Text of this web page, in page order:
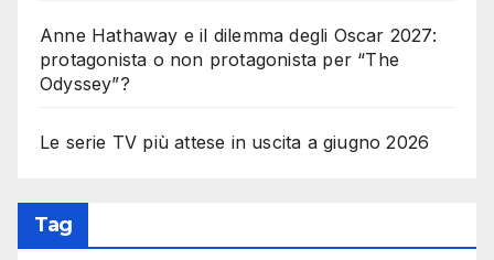
Anne Hathaway e il dilemma degli Oscar 2027:
protagonista o non protagonista per “The
Odyssey”?
Le serie TV più attese in uscita a giugno 2026
Tag